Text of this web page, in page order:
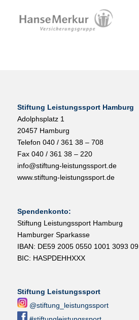
Stiftung Leistungssport Hamburg
Adolphsplatz 1
20457 Hamburg
Telefon 040 / 361 38 – 708
Fax 040 / 361 38 – 220
info@stiftung-leistungssport.de
www.stiftung-leistungssport.de
Spendenkonto:
Stiftung Leistungssport Hamburg
Hamburger Sparkasse
IBAN: DE59 2005 0550 1001 3093 09
BIC: HASPDEHHXXX
Stiftung Leistungssport
@stiftung_leistungssport